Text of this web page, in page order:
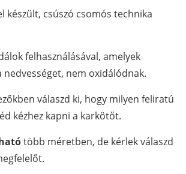
készült, csúszó csomós technika
felhasználásával, amelyek
nedvességet, nem oxidálódnak.
válaszd ki, hogy milyen feliratú
kézhez kapni a karkötőt.
több méretben, de kérlek válaszd